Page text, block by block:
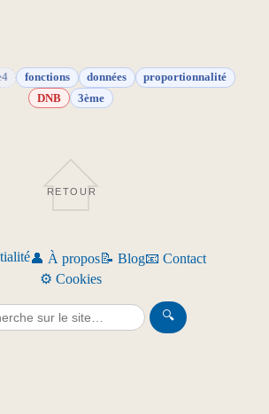
fonctions données
proportionnalité
DNB
3ème
RETOUR
👤 À propos📝 Blog📧 Contact
⚙️ Cookies
🔍